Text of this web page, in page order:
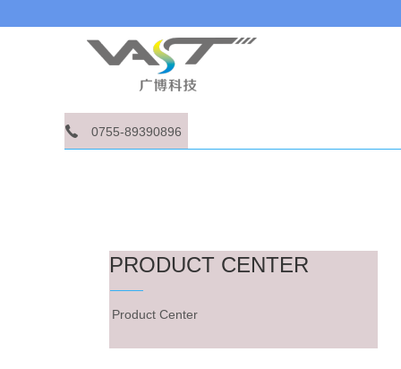
0755-89390896
PRODUCT CENTER
Product Center